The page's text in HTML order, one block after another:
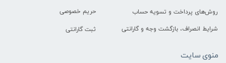
روش‌های پرداخت و تسویه حساب
شرایط انصراف، بازگشت وجه و گارانتی
حریم خصوصی
ثبت گارانتی
منوی سایت